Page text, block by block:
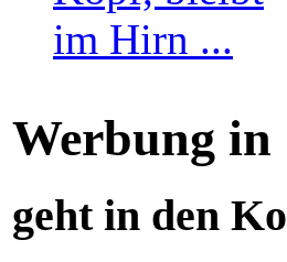
Werbung in
geht in den